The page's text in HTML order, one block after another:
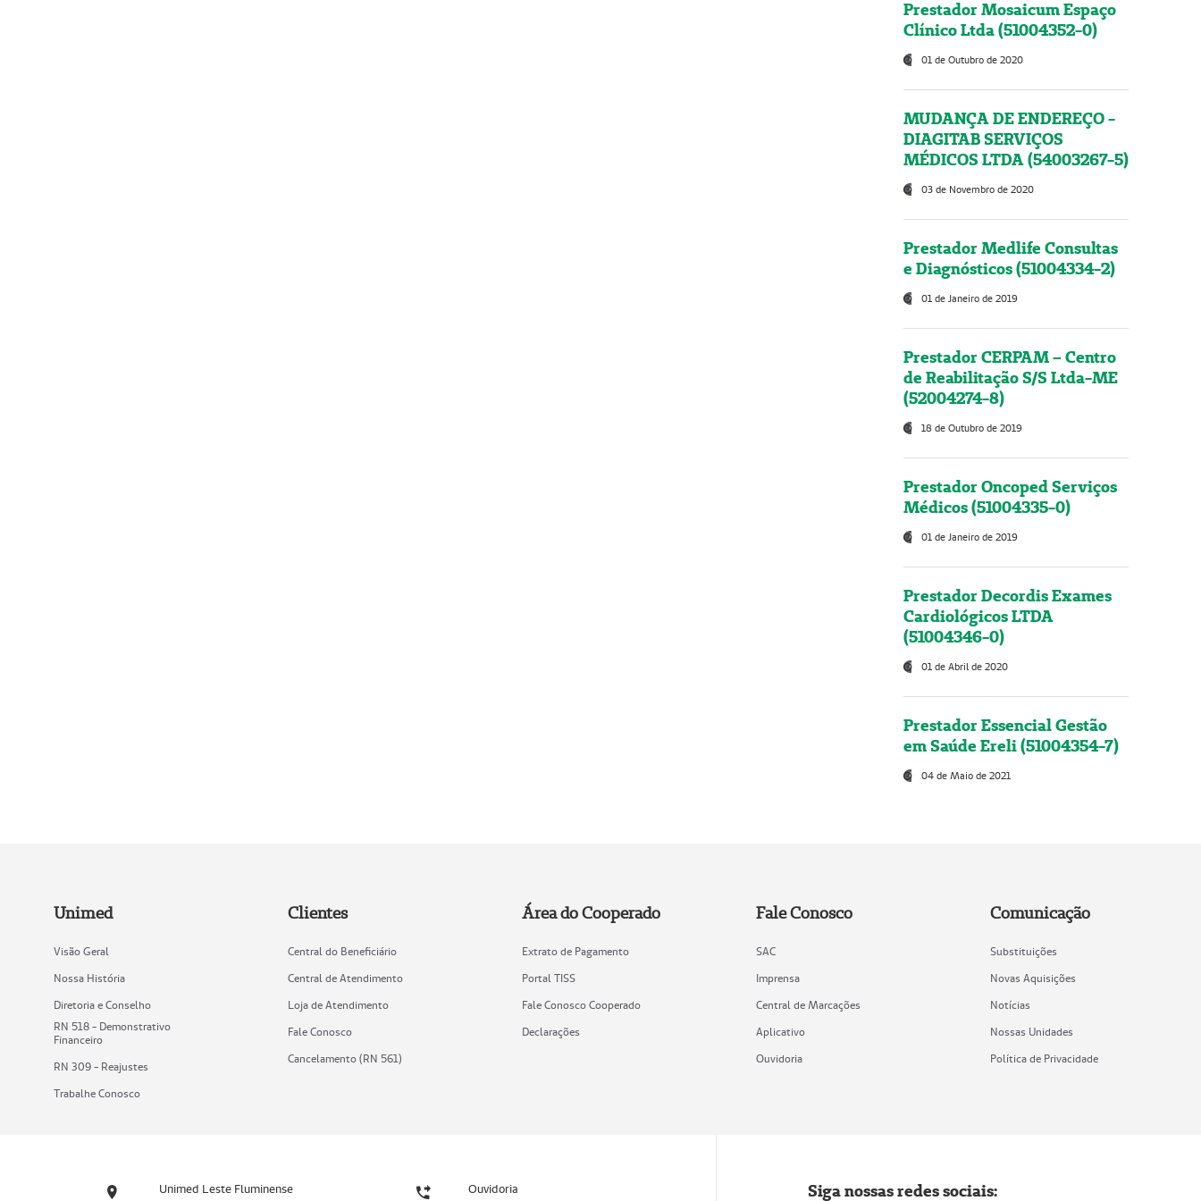
Prestador Mosaicum Espaço
Clínico Ltda (51004352-0)
01 de Outubro de 2020
MUDANÇA DE ENDEREÇO -
DIAGITAB SERVIÇOS
MÉDICOS LTDA (54003267-5)
03 de Novembro de 2020
Prestador Medlife Consultas
e Diagnósticos (51004334-2)
01 de Janeiro de 2019
Prestador CERPAM – Centro
de Reabilitação S/S Ltda-ME
(52004274-8)
18 de Outubro de 2019
Prestador Oncoped Serviços
Médicos (51004335-0)
01 de Janeiro de 2019
Prestador Decordis Exames
Cardiológicos LTDA
(51004346-0)
01 de Abril de 2020
Prestador Essencial Gestão
em Saúde Ereli (51004354-7)
04 de Maio de 2021
Unimed
Visão Geral
Nossa História
Diretoria e Conselho
RN 518 - Demonstrativo
Financeiro
RN 309 - Reajustes
Trabalhe Conosco
Clientes
Central do Beneficiário
Central de Atendimento
Loja de Atendimento
Fale Conosco
Cancelamento (RN 561)
Área do Cooperado
Extrato de Pagamento
Portal TISS
Fale Conosco Cooperado
Declarações
Fale Conosco
SAC
Imprensa
Central de Marcações
Aplicativo
Ouvidoria
Comunicação
Substituições
Novas Aquisições
Notícias
Nossas Unidades
Política de Privacidade
Unimed Leste Fluminense Ouvidoria Siga nossas redes sociais: